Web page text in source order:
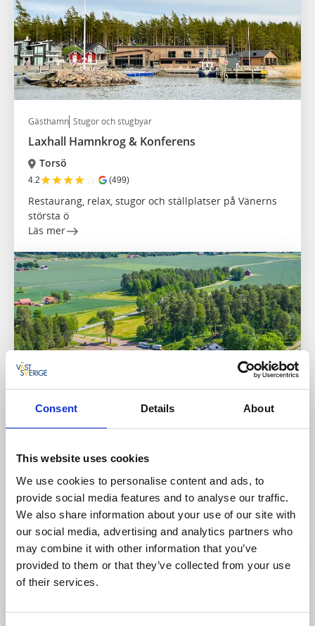
Consent Details About
This website uses cookies
We use cookies to personalise content and ads, to
provide social media features and to analyse our traffic.
We also share information about your use of our site with
our social media, advertising and analytics partners who
may combine it with other information that you’ve
provided to them or that they’ve collected from your use
of their services.
Gästhamn Stugor och stugbyar
Laxhall Hamnkrog & Konferens
Torsö
4.2★★★★☆ (499)
Restaurang, relax, stugor och ställplatser på Vänerns
största ö
Läs mer
Norrqvarn Hotel & Resort by Vänerport
Lyrestad
4.1★★★★ ☆ (1053)
Nya ägare på anläggningen vid Göta kanal
Läs mer